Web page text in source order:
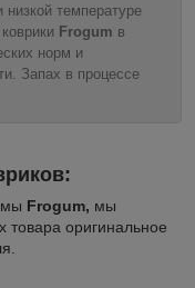
низкой температуре
Frogum в
норм и
Запах в процессе
Frogum, мы
товара оригинальное